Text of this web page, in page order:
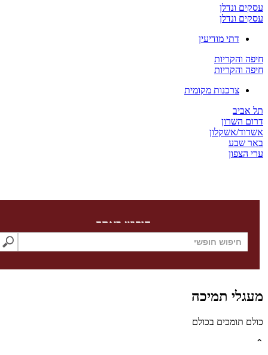
ונדלן
ונדלן
דתי מודיעין
צרכנות מקומית
אשקלון
חיפוש באתר
תמיכה
בכולם